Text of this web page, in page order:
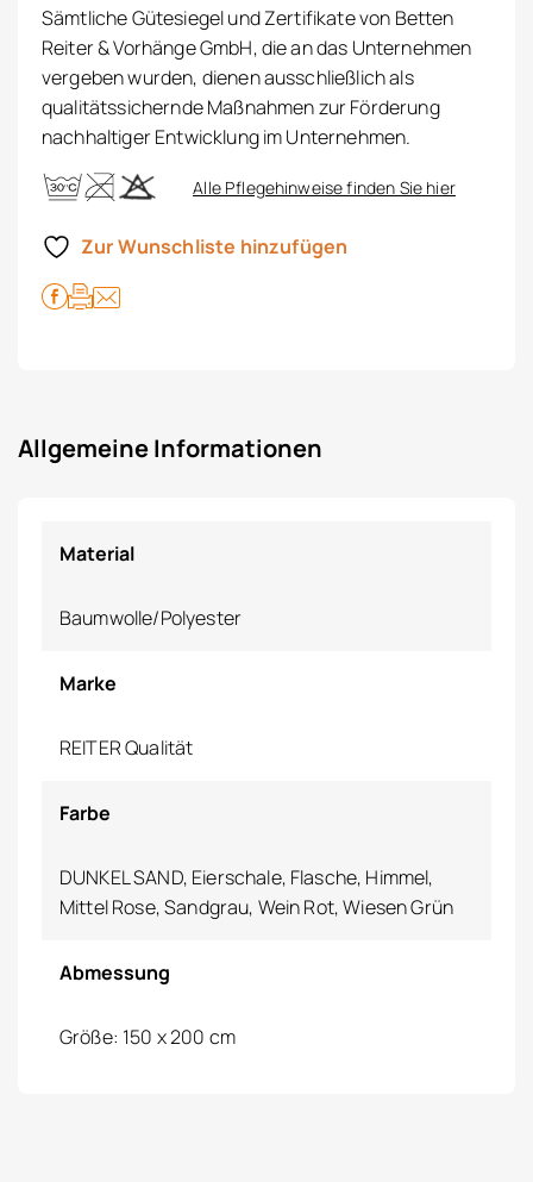
Sämtliche Gütesiegel und Zertifikate von Betten
Reiter & Vorhänge GmbH, die an das Unternehmen
vergeben wurden, dienen ausschließlich als
qualitätssichernde Maßnahmen zur Förderung
nachhaltiger Entwicklung im Unternehmen.
Alle Pflegehinweise finden Sie hier
Zur Wunschliste hinzufügen
Allgemeine Informationen
Material
Baumwolle/Polyester
Marke
REITER Qualität
Farbe
DUNKEL SAND, Eierschale, Flasche, Himmel,
Mittel Rose, Sandgrau, Wein Rot, Wiesen Grün
Abmessung
Größe: 150 x 200 cm